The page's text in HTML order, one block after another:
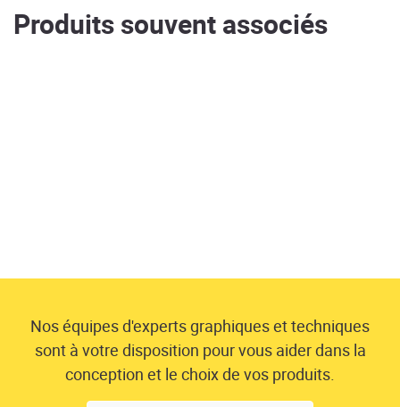
Produits souvent associés
Nos équipes d'experts graphiques et techniques
sont à votre disposition pour vous aider dans la
conception et le choix de vos produits.